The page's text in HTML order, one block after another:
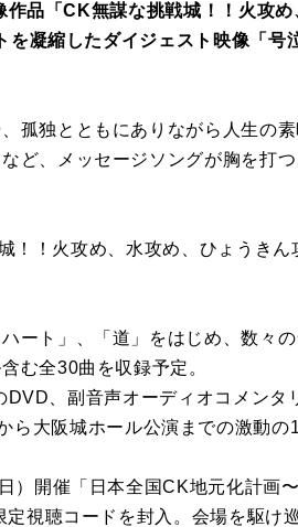
品「CK無謀な挑戦城！！火攻
凝縮したダイジェスト映像「号
孤独とともにありながら人生の
ど、メッセージソングが胸を打
！火攻め、水攻め、ひょうきん
ート」、「道」をはじめ、数々
む全30曲を収録予定。
、副音声オーディオコメンタ
大阪城ホール公演までの激動の
）開催「日本全国CK地元化計画
視聴コードを封入。会場を駆け